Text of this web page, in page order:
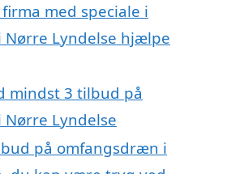
med speciale i
Lyndelse hjælpe
mindst 3 tilbud på
Lyndelse
på omfangsdræn i